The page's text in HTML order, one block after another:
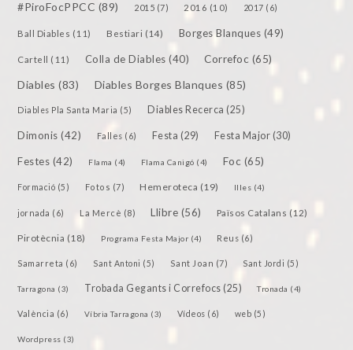
#PiroFocPPCC (89) 2015 (7) 2016 (10) 2017 (6)
Ball Diables (11) Bestiari (14) Borges Blanques (49)
Cartell (11) Colla de Diables (40) Correfoc (65)
Diables (83) Diables Borges Blanques (85)
Diables Pla Santa Maria (5) Diables Recerca (25)
Dimonis (42) Falles (6) Festa (29) Festa Major (30)
Festes (42) Flama (4) Flama Canigó (4) Foc (65)
Formació (5) Fotos (7) Hemeroteca (19) Illes (4)
jornada (6) La Mercè (8) Llibre (56) Països Catalans (12)
Pirotècnia (18) Programa Festa Major (4) Reus (6)
Samarreta (6) Sant Antoni (5) Sant Joan (7) Sant Jordi (5)
Tarragona (3) Trobada Gegants i Correfocs (25) Tronada (4)
València (6) Víbria Tarragona (3) Vídeos (6) web (5)
Wordpress (3)